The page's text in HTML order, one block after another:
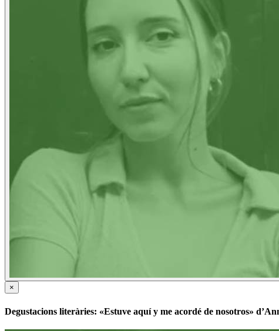
×
Degustacions literàries: «Estuve aquí y me acordé de nosotros»